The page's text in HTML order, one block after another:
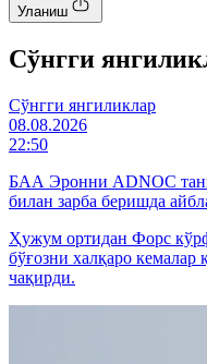
Уланиш
Cўнгги
Cўнгги янгиликлар
08.08.2026
22:50
БАА Эронни ADNOC
билан зарба беришда
Ҳужум ортидан Форс
бўғозни халқаро кемалар
чақирди.